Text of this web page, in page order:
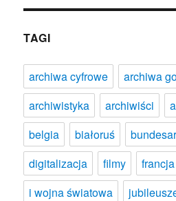
TAGI
archiwa cyfrowe
archiwa
archiwistyka
archiwiści
belgia
białoruś
digitalizacja
filmy francja
i wojna światowa